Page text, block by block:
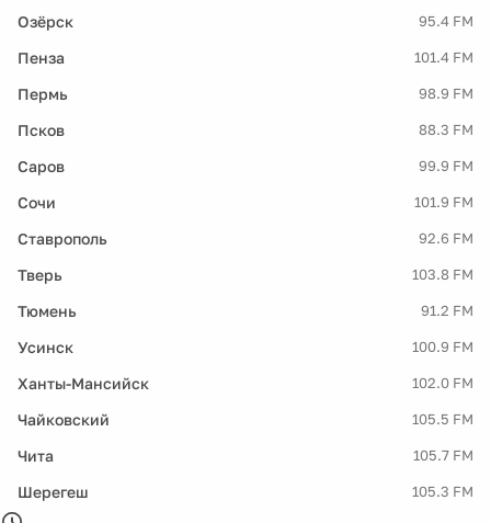
Озёрск 95.4 FM
Пенза 101.4 FM
Пермь 98.9 FM
Псков 88.3 FM
Саров 99.9 FM
Сочи 101.9 FM
Ставрополь 92.6 FM
Тверь 103.8 FM
Тюмень 91.2 FM
Усинск 100.9 FM
Ханты-Мансийск 102.0 FM
Чайковский 105.5 FM
Чита 105.7 FM
Шерегеш 105.3 FM